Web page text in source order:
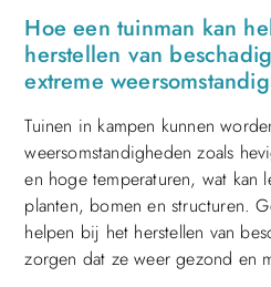
Hoe een tuinman kan
herstellen van
extreme
Tuinen in kampen kunnen
weersomstandigheden zoals
en hoge temperaturen, wat kan
planten, bomen en structuren.
helpen bij het herstellen van
zorgen dat ze weer gezond en